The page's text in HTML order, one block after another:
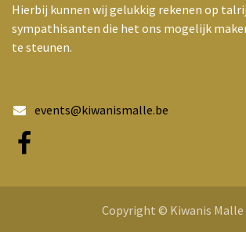
Hierbij kunnen wij gelukkig rekenen op
sympathisanten die het ons mogelijk
te steunen.
events@kiwanismalle.be
Copyright © Kiwanis Malle